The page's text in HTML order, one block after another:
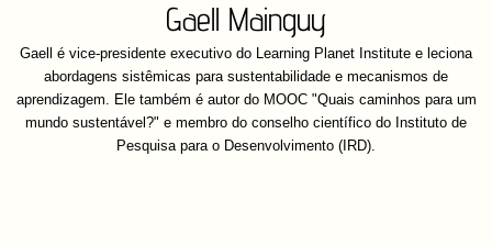
Gaell Mainguy
Gaell é vice-presidente executivo do Learning Planet Institute e leciona
abordagens sistêmicas para sustentabilidade e mecanismos de
aprendizagem. Ele também é autor do MOOC "Quais caminhos para um
mundo sustentável?" e membro do conselho científico do Instituto de
Pesquisa para o Desenvolvimento (IRD).